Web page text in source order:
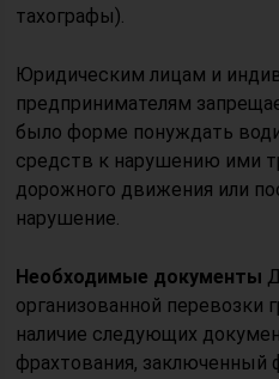
тахографы).
Юридическим лицам и
предпринимателям
было форме понуждать
средств к нарушению ими
дорожного движения или
нарушение.
Необходимые документы
организованной перевозки
наличие следующих
фрахтования, заключенный